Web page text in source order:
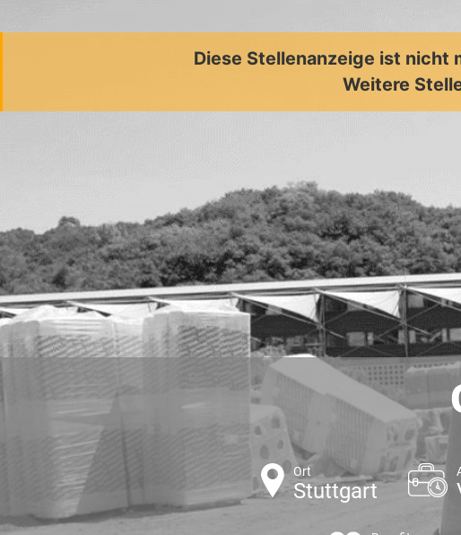
Diese Stellenanzeige ist nicht
Weitere
Ort
Stuttgart